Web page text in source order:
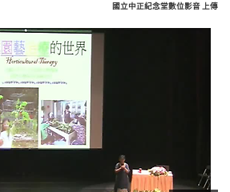
國立中正紀念堂數位影音 上傳